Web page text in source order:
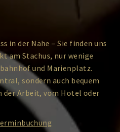
in der Nähe – Sie finden uns
am Stachus, nur wenige
und Marienplatz.
sondern auch bequem
der Arbeit, vom Hotel oder